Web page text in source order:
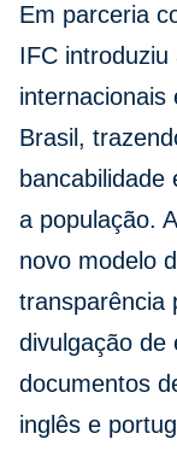
Em parceria
IFC
internacionais
Brasil,
a população.
novo modelo
transparência
divulgação de
documentos
inglês e